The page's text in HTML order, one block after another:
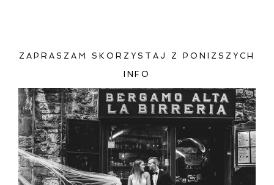
ZAMIEŚĆ KOMENTARZ
ZAPRASZAM SKORZYSTAJ Z PONIZSZYCH
INFO